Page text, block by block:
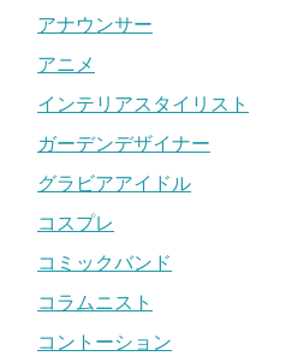
アナウンサー
アニメ
インテリアスタイリスト
ガーデンデザイナー
グラビアアイドル
コスプレ
コミックバンド
コラムニスト
コントーション